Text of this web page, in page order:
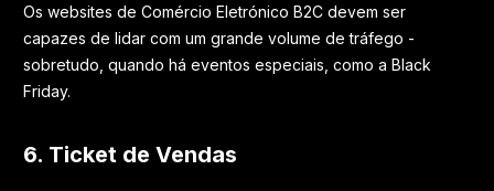
Os websites de Comércio Eletrónico B2C devem ser
capazes de lidar com um grande volume de tráfego -
sobretudo, quando há eventos especiais, como a Black
Friday.
6. Ticket de Vendas